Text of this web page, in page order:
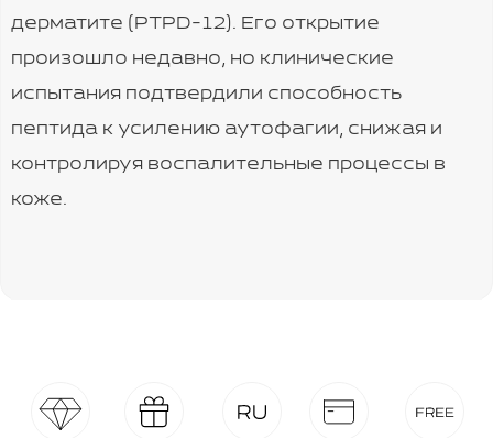
дерматите (PTPD-12). Его открытие
произошло недавно, но клинические
испытания подтвердили способность
пептида к усилению аутофагии, снижая и
контролируя воспалительные процессы в
коже.